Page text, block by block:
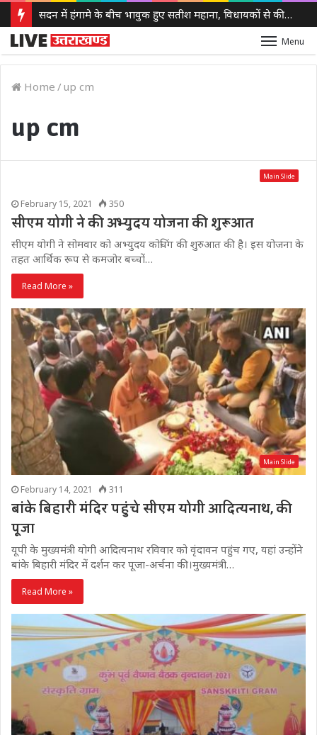
सदन में हंगामे के बीच भावुक हुए सतीश महाना, विधायकों से की मर्यादा बनाए रखने की अपील
Menu
Home /up cm
up cm
Main Slide
February 15, 2021 350
सीएम योगी ने की अभ्युदय योजना की शुरूआत
सीएम योगी ने सोमवार को अभ्युदय कोचिंग की शुरुआत की है। इस योजना के
तहत आर्थिक रूप से कमजोर बच्चों…
Read More »
Main Slide
February 14, 2021 311
बांके बिहारी मंदिर पहुंचे सीएम योगी आदित्यनाथ, की
पूजा
यूपी के मुख्यमंत्री योगी आदित्यनाथ रविवार को वृंदावन पहुंच गए, यहां उन्होंने
बांके बिहारी मंदिर में दर्शन कर पूजा-अर्चना की।मुख्यमंत्री…
Read More »